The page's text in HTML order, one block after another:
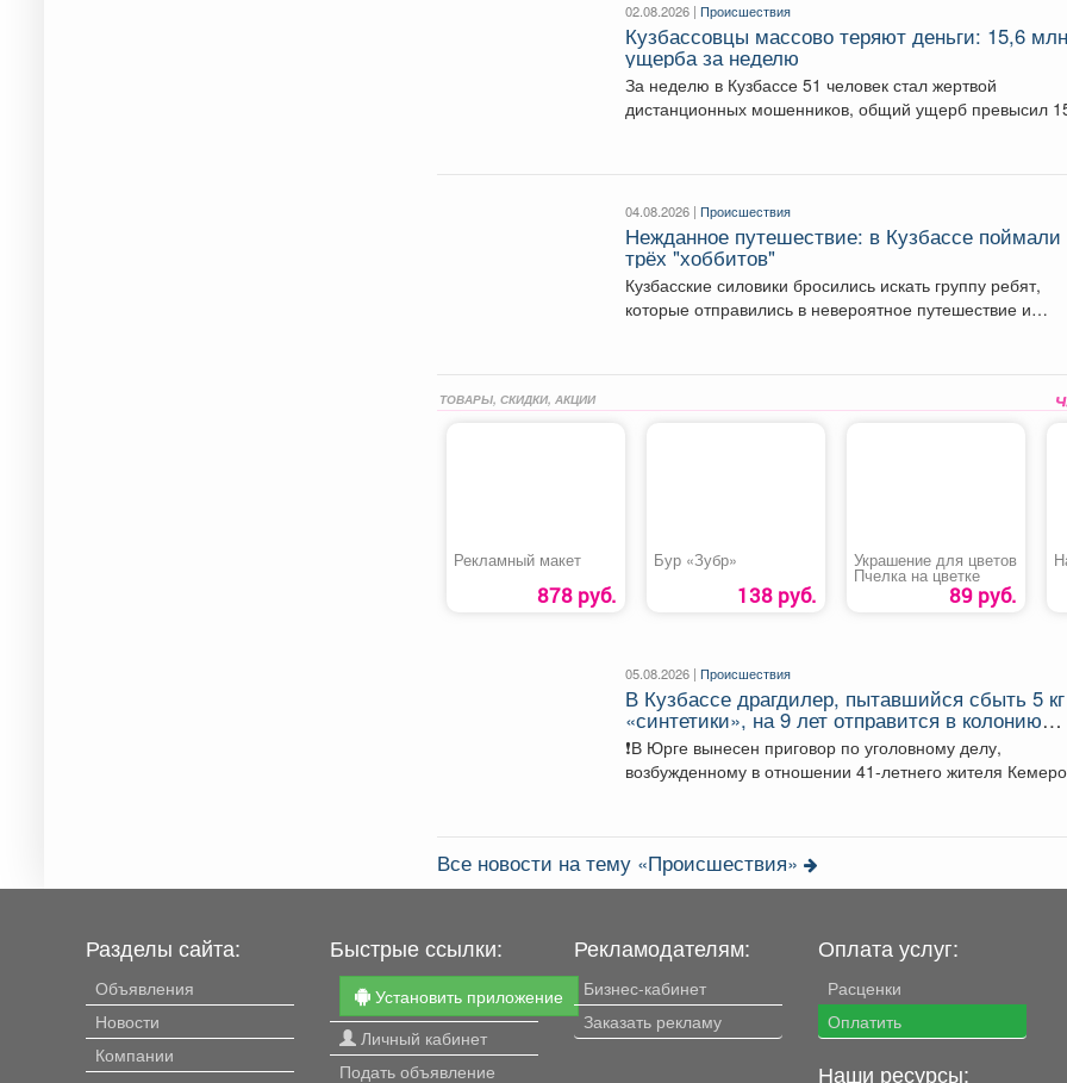
02.08.2026 |Происшествия
Кузбассовцы массово теряют деньги: 15,6 млн
ущерба за неделю
За неделю в Кузбассе 51 человек стал жертвой
дистанционных мошенников, общий ущерб превысил
04.08.2026 |Происшествия
Нежданное путешествие: в Кузбассе поймали
трёх "хоббитов"
Кузбасские силовики бросились искать группу ребят,
которые отправились в невероятное путешествие и
ТОВАРЫ, СКИДКИ, АКЦИИ
Рекламный макет
878 руб.
Бур «Зубр»
138 руб.
Украшение для цветов
Пчелка на цветке
89 руб.
05.08.2026 |Происшествия
В Кузбассе драгдилер, пытавшийся сбыть 5 кг
«синтетики», на 9 лет отправится в колонию
строгого режима
❗В Юрге вынесен приговор по уголовному делу,
возбужденному в отношении 41-летнего жителя
Все новости на тему «Происшествия»
Разделы сайта:
Объявления
Новости
Компании
Быстрые ссылки:
Установить приложение
Личный кабинет
Подать объявление
Рекламодателям:
Бизнес-кабинет
Заказать рекламу
Оплата услуг:
Расценки
Оплатить
Наши ресурсы: